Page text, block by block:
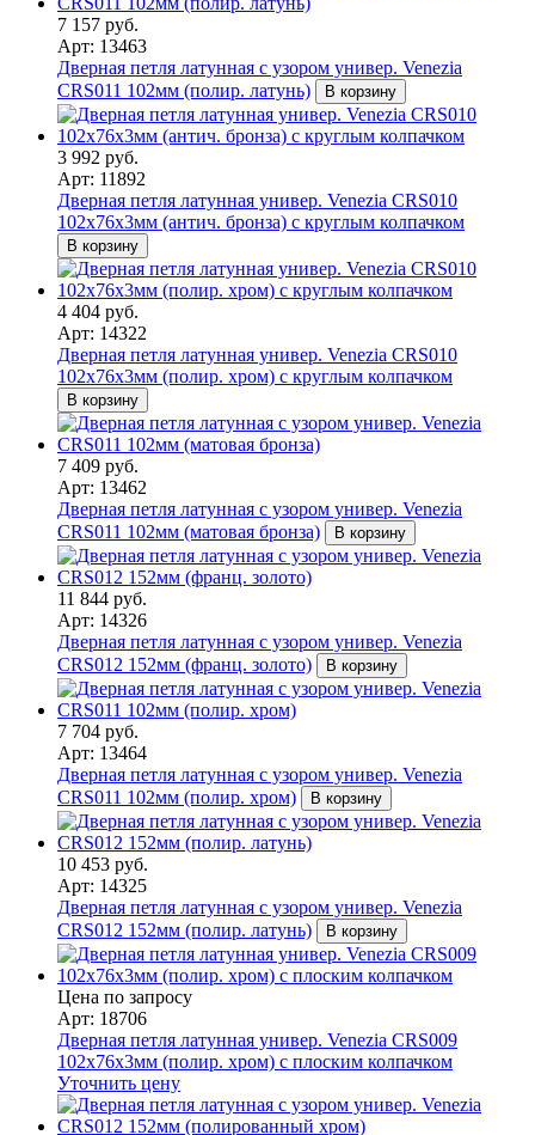
7 157 руб.
Арт: 13463
Дверная петля латунная с узором универ. Venezia
CRS011 102мм (полир. латунь)
В корзину
3 992 руб.
Арт: 11892
Дверная петля латунная универ. Venezia CRS010
102x76x3мм (антич. бронза) с круглым колпачком
В корзину
4 404 руб.
Арт: 14322
Дверная петля латунная универ. Venezia CRS010
102x76x3мм (полир. хром) с круглым колпачком
В корзину
7 409 руб.
Арт: 13462
Дверная петля латунная с узором универ. Venezia
CRS011 102мм (матовая бронза)
В корзину
11 844 руб.
Арт: 14326
Дверная петля латунная с узором универ. Venezia
CRS012 152мм (франц. золото)
В корзину
7 704 руб.
Арт: 13464
Дверная петля латунная с узором универ. Venezia
CRS011 102мм (полир. хром)
В корзину
10 453 руб.
Арт: 14325
Дверная петля латунная с узором универ. Venezia
CRS012 152мм (полир. латунь)
В корзину
Цена по запросу
Арт: 18706
Дверная петля латунная универ. Venezia CRS009
102x76x3мм (полир. хром) с плоским колпачком
Уточнить цену